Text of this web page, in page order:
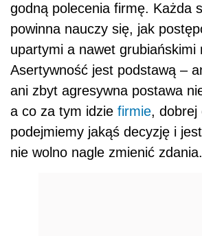
godną polecenia firmę. Każda
powinna nauczy się, jak
upartymi a nawet grubiańskimi
Asertywność jest podstawą –
ani zbyt agresywna postawa
a co za tym idzie firmie, dobrej
podejmiemy jakąś decyzję i
nie wolno nagle zmienić zdania.